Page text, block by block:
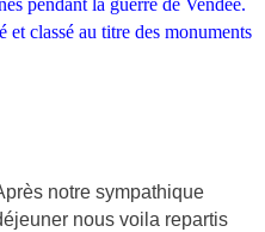
pendant la guerre de Vendée.
et classé au titre des monuments
notre sympathique
nous voila repartis